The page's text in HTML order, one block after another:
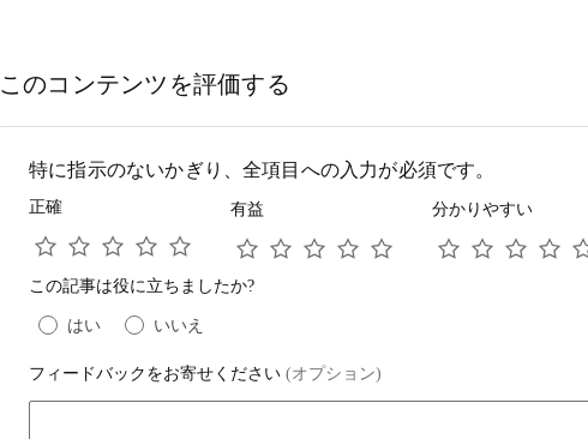
このコンテンツを評価する
特に指示のないかぎり、全項目への入力が必須です。
正確 有益 分かりやすい
この記事は役に立ちましたか?
はい いいえ
フィードバックをお寄せください (オプション)